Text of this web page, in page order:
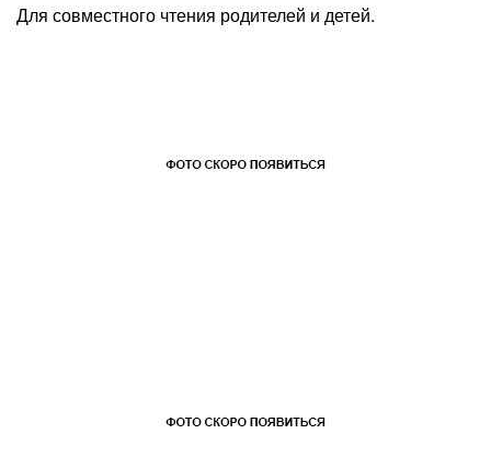
Для совместного чтения родителей и детей.